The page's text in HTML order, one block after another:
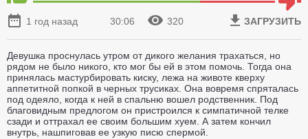
1 год назад 30:06 320 ЗАГРУЗИТЬ
Девушка проснулась утром от дикого желания трахаться, но
рядом не было никого, кто мог бы ей в этом помочь. Тогда она
принялась мастурбировать киску, лежа на животе кверху
аппетитной попкой в черных трусиках. Она вовремя спряталась
под одеяло, когда к ней в спальню вошел родственник. Под
благовидным предлогом он пристроился к симпатичной телке
сзади и оттрахал ее своим большим хуем. А затем кончил
внутрь, нашпиговав ее узкую писю спермой.